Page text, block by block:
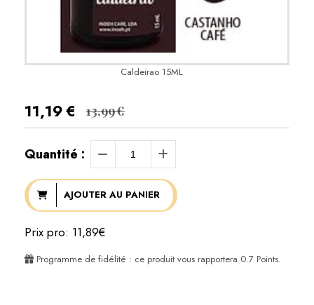
Caldeirao 15ML
11,19€ 13,99€
Quantité :
AJOUTER AU PANIER
Prix pro: 11,89€
Programme de fidélité : ce produit vous rapportera 0.7 Points.